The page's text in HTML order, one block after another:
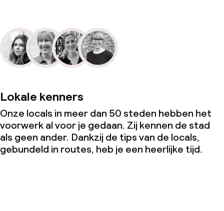
Lokale kenners
Onze locals in meer dan 50 steden hebben het
voorwerk al voor je gedaan. Zij kennen de stad
als geen ander. Dankzij de tips van de locals,
gebundeld in routes, heb je een heerlijke tijd.